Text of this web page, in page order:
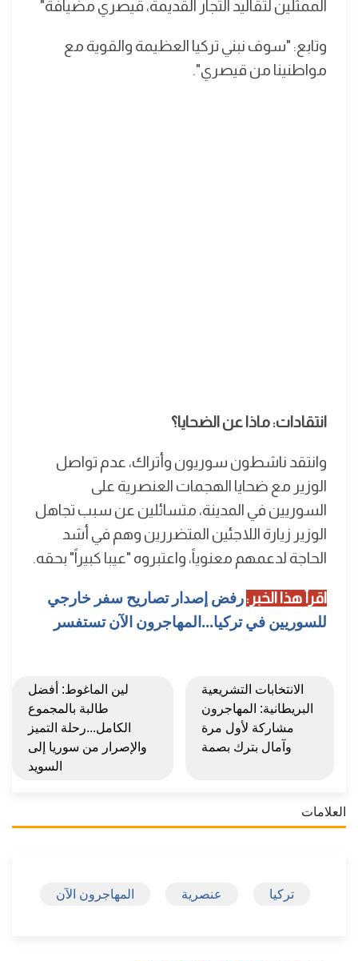
الممثلين لتقاليد التجار القديمة، قيصري مضيافة"
وتابع: "سوف نبني تركيا العظيمة والقوية مع
مواطنينا من قيصري".
انتقادات: ماذا عن الضحايا؟
وانتقد ناشطون سوريون وأتراك، عدم تواصل
الوزير مع ضحايا الهجمات العنصرية على
السوريين في المدينة، متسائلين عن سبب تجاهل
الوزير زيارة اللاجئين المتضررين وهم في أشد
الحاجة لدعمهم معنوياً، واعتبروه "عيبا كبيراً" بحقه.
اقرأ هذا الخبر:رفض إصدار تصاريح سفر خارجي
للسوريين في تركيا...المهاجرون الآن تستفسر
الانتخابات التشريعية
البريطانية: المهاجرون
مشاركة لأول مرة
وآمال بترك بصمة
لين الماغوط: أفضل
طالبة بالمجموع
الكامل...رحلة التميز
والإصرار من سوريا إلى
السويد
العلامات
تركيا عنصرية المهاجرون الآن